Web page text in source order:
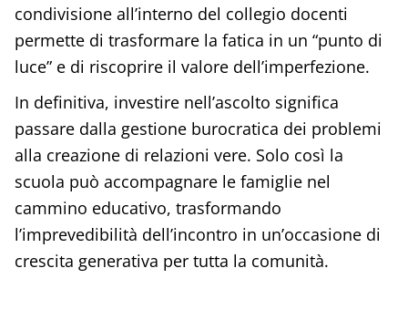
condivisione all’interno del collegio docenti
permette di trasformare la fatica in un “punto di
luce” e di riscoprire il valore dell’imperfezione.
In definitiva, investire nell’ascolto significa
passare dalla gestione burocratica dei problemi
alla creazione di relazioni vere. Solo così la
scuola può accompagnare le famiglie nel
cammino educativo, trasformando
l’imprevedibilità dell’incontro in un’occasione di
crescita generativa per tutta la comunità.